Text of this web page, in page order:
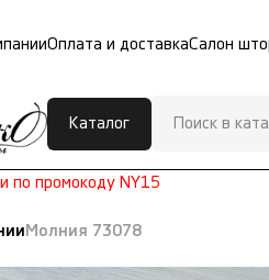
Оплата и доставкаСалон
Каталог
по промокоду NY15
Молния 73078